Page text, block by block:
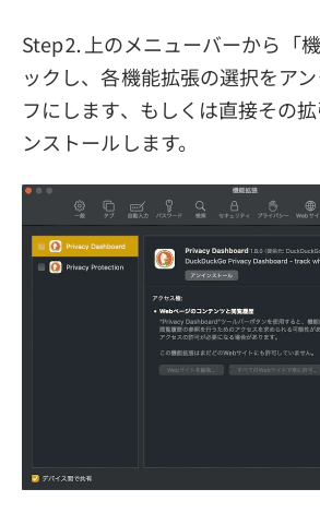
Step⒉上のメニューバーから「
ックし、各機能拡張の選択をア
フにします、もしくは直接その
ンストールします。